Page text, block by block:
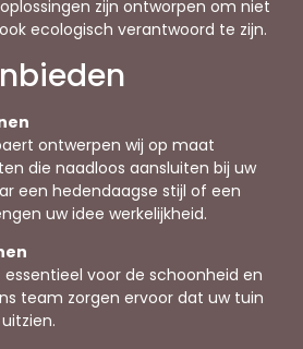
zijn ontworpen om niet
ecologisch verantwoord te zijn.
ontwerpen wij op maat
die naadloos aansluiten bij uw
een hedendaagse stijl of een
uw idee werkelijkheid.
voor de schoonheid en
team zorgen ervoor dat uw tuin